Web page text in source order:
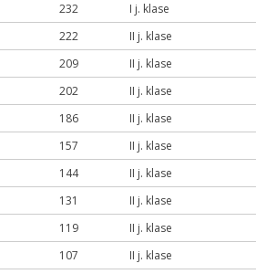
232
I j. klase
222
II j. klase
209
II j. klase
202
II j. klase
186
II j. klase
157
II j. klase
144
II j. klase
131
II j. klase
119
II j. klase
107
II j. klase